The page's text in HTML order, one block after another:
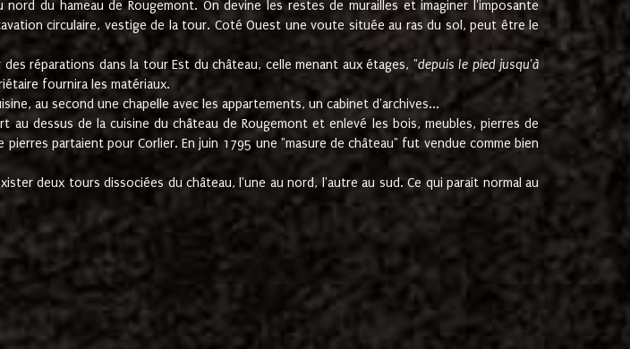
du hameau de Rougemont. On devine les restes de murailles et imaginer l'imposante
circulaire, vestige de la tour. Coté Ouest une voute située au ras du sol, peut être le
réparations dans la tour Est du château, celle menant aux étages, "depuis le pied jusqu'à
fournira les matériaux.
au second une chapelle avec les appartements, un cabinet d'archives...
dessus de la cuisine du château de Rougemont et enlevé les bois, meubles, pierres de
partaient pour Corlier. En juin 1795 une "masure de château" fut vendue comme bien
deux tours dissociées du château, l'une au nord, l'autre au sud. Ce qui parait normal au